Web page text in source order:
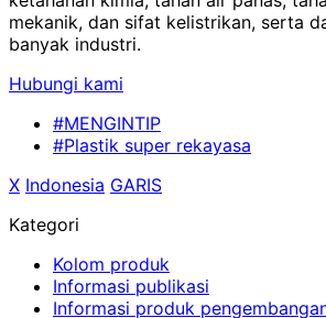
mekanik, dan sifat kelistrikan, serta
banyak industri.
Hubungi kami
#MENGINTIP
#Plastik super rekayasa
X Indonesia GARIS
Kategori
Kolom produk
Informasi publikasi
Informasi produk